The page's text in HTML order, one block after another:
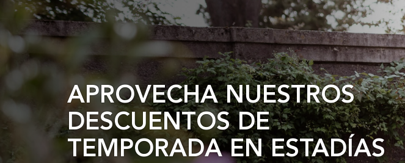
APROVECHA NUESTROS
DESCUENTOS DE
TEMPORADA EN ESTADÍAS